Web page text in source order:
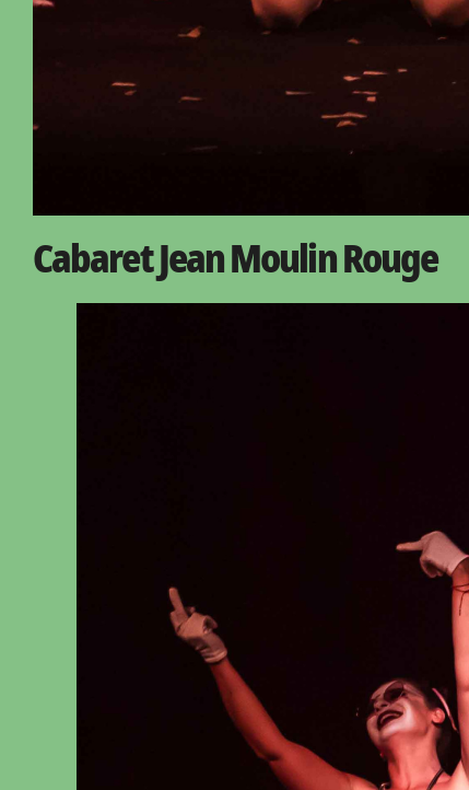
Cabaret Jean Moulin Rouge